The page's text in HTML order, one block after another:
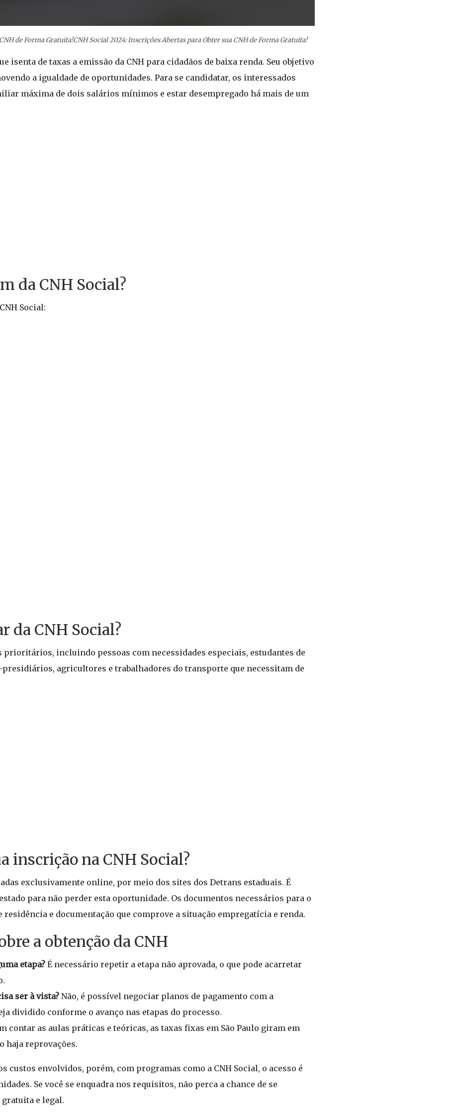
de Forma Gratuita!CNH Social 2024: Inscrições Abertas para Obter sua CNH de Forma Gratuita!
isenta de taxas a emissão da CNH para cidadãos de baixa renda. Seu objetivo
a igualdade de oportunidades. Para se candidatar, os interessados
máxima de dois salários mínimos e estar desempregado há mais de um
da CNH Social?
Social:
da CNH Social?
prioritários, incluindo pessoas com necessidades especiais, estudantes de
agricultores e trabalhadores do transporte que necessitam de
inscrição na CNH Social?
exclusivamente online, por meio dos sites dos Detrans estaduais. É
para não perder esta oportunidade. Os documentos necessários para o
residência e documentação que comprove a situação empregatícia e renda.
a obtenção da CNH
etapa? É necessário repetir a etapa não aprovada, o que pode acarretar
ser à vista? Não, é possível negociar planos de pagamento com a
dividido conforme o avanço nas etapas do processo.
contar as aulas práticas e teóricas, as taxas fixas em São Paulo giram em
haja reprovações.
custos envolvidos, porém, com programas como a CNH Social, o acesso é
Se você se enquadra nos requisitos, não perca a chance de se
e legal.